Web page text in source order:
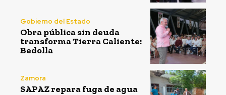
Gobierno del Estado
Obra pública sin deuda
transforma Tierra Caliente:
Bedolla
Zamora
SAPAZ repara fuga de agua